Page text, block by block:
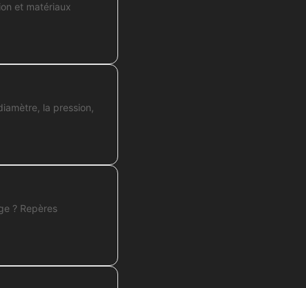
et matériaux
la pression,
? Repères